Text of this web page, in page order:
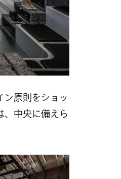
原則をショッ
中央に備えら